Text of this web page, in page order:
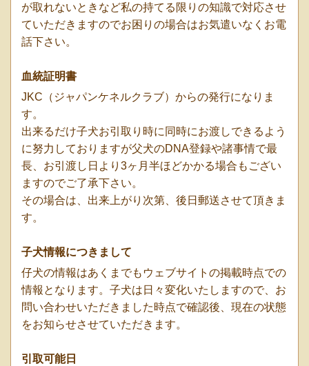
が取れないときなど私の持てる限りの知識で対応させ
ていただきますのでお困りの場合はお気遣いなくお電
話下さい。
血統証明書
JKC（ジャパンケネルクラブ）からの発行になりま
す。
出来るだけ子犬お引取り時に同時にお渡しできるよう
に努力しておりますが父犬のDNA登録や諸事情で最
長、お引渡し日より3ヶ月半ほどかかる場合もござい
ますのでご了承下さい。
その場合は、出来上がり次第、後日郵送させて頂きま
す。
子犬情報につきまして
仔犬の情報はあくまでもウェブサイトの掲載時点での
情報となります。子犬は日々変化いたしますので、お
問い合わせいただきました時点で確認後、現在の状態
をお知らせさせていただきます。
引取可能日